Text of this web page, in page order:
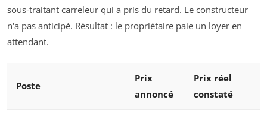
sous-traitant carreleur qui a pris du retard. Le constructeur
n'a pas anticipé. Résultat : le propriétaire paie un loyer en
attendant.
Poste
Prix
annoncé
Prix réel
constaté